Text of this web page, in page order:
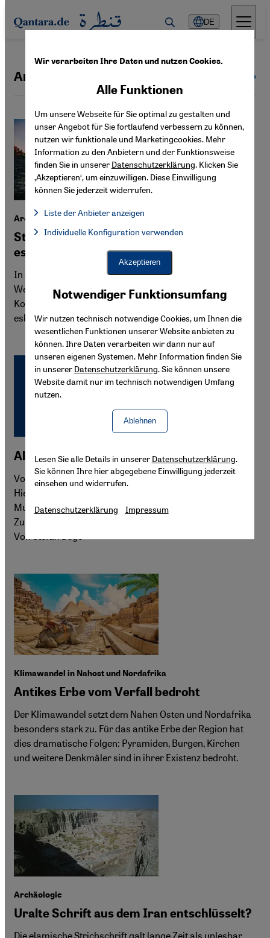
Direkt zum Inhalt springen
DE
Archäologie
Archäologie im Westjordanland
Streit um biblische Stätte Samaria
eskaliert
In dem palästinensischen Dorf Sebastia im
Westjordanland droht ein schon länger schwelender
Konflikt um die archäologischen Schätze im Ort zu
eskalieren.
Als die Hieroglyphen entziffert wurden
Vor 200 Jahren half der Stein von Rosetta, das Rätsel der
Hieroglyphen zu lösen. Zum Jubiläum zeigt das British
Museum in London eine umfangreiche Ausstellung. Der
Zufall spielte die Hauptrolle in dem Archäologie-Krimi.
Von Stefan Dege
Klimawandel in Nahost und Nordafrika
Antikes Erbe vom Verfall bedroht
Der Klimawandel setzt dem Nahen Osten und Nordafrika
besonders stark zu. Für das antike Erbe der Region hat
dies dramatische Folgen: Pyramiden, Burgen, Kirchen
und weitere Denkmäler sind in ihrer Existenz bedroht.
Archäologie
Uralte Schrift aus dem Iran entschlüsselt?
Die elamische Strichschrift galt lange Zeit als unlesbar.
Wir verarbeiten Ihre Daten und nutzen Cookies.
Notwendiger Funktionsumfang
Wir nutzen technisch notwendige Cookies, um Ihnen die
wesentlichen Funktionen unserer Website anbieten zu
können. Ihre Daten verarbeiten wir dann nur auf
unseren eigenen Systemen. Mehr Information finden Sie
in unserer Datenschutzerklärung. Sie können unsere
Website damit nur im technisch notwendigen Umfang
nutzen.
Ablehnen
Alle Funktionen
Um unsere Webseite für Sie optimal zu gestalten und
unser Angebot für Sie fortlaufend verbessern zu können,
nutzen wir funktionale und Marketingcookies. Mehr
Information zu den Anbietern und der Funktionsweise
finden Sie in unserer Datenschutzerklärung. Klicken Sie
‚Akzeptieren‘, um einzuwilligen. Diese Einwilligung
können Sie jederzeit widerrufen.
Liste der Anbieter anzeigen
Facebook Embed / Facebook Connect, Google Maps Embed,
Facebook Embed / Facebook Connect
Google Maps Embed
Individuelle Konfiguration verwenden
Akzeptieren
Lesen Sie alle Details in unserer Datenschutzerklärung.
Sie können Ihre hier abgegebene Einwilligung jederzeit
einsehen und widerrufen.
Datenschutzerklärung Impressum